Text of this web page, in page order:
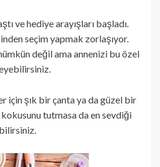
ve hediye arayışları başladı.
seçim yapmak zorlaşıyor.
değil ama annenizi bu özel
için şık bir çanta ya da güzel bir
tutmasa da en sevdiği